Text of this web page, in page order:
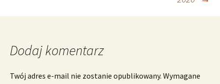
Dodaj komentarz
Twój adres e-mail nie zostanie opublikowany. Wymagane